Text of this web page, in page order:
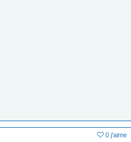
0 j'aime